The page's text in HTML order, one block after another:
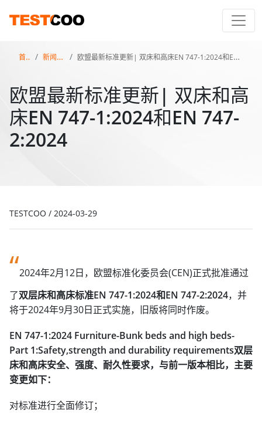
首页 新闻百科 欧盟最新标准更新| 双床和高床EN 747-1:2024和EN 747-2:2024
欧盟最新标准更新| 双床和高
床EN 747-1:2024和EN 747-
2:2024
TESTCOO / 2024-03-29
“2024年2月12日，欧盟标准化委员会(CEN)正式批准通过
了双层床和高床标准EN 747-1:2024和EN 747-2:2024，并
将于2024年9月30日正式实施，旧版将同时作废。
EN 747-1:2024 Furniture-Bunk beds and high beds-
Part 1:Safety,strength and durability requirements双层
床和高床安全、强度、耐久性要求，与前一版本相比，主要
变更如下：
对标准进行全面修订；